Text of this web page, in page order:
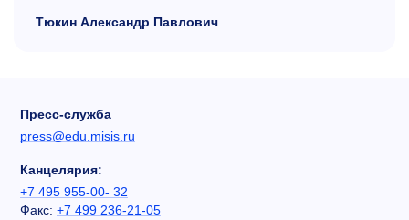
Тюкин Александр Павлович
Пресс-служба
press@edu.misis.ru
Канцелярия:
+7 495 955-00- 32
Факс: +7 499 236-21-05